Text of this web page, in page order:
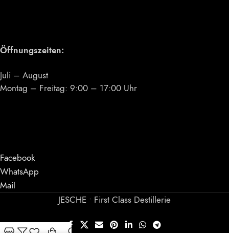
Öffnungszeiten:
Juli – August
Montag – Freitag: 9:00 – 17:00 Uhr
Facebook
WhatsApp
Mail
JESCHE • First Class Destillerie